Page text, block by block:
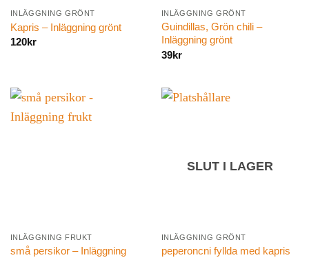
INLÄGGNING GRÖNT
Kapris – Inläggning grönt
120kr
INLÄGGNING GRÖNT
Guindillas, Grön chili –
Inläggning grönt
39kr
INLÄGGNING FRUKT
små persikor – Inläggning
SLUT I LAGER
INLÄGGNING GRÖNT
peperoncni fyllda med kapris